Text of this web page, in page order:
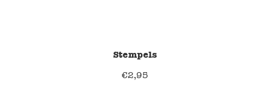
Stempels
€2,95